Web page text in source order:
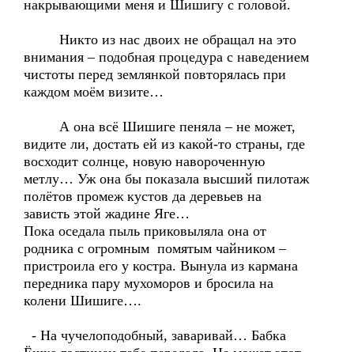
накрывающими меня и Шишигу с головой.
Никто из нас двоих не обращал на это
внимания – подобная процедура с наведением
чистоты перед землянкой повторялась при
каждом моём визите…
А она всё Шишиге пеняла – не может,
видите ли, достать ей из какой-то страны, где
восходит солнце, новую навороченную
метлу… Уж она бы показала высший пилотаж
полётов промеж кустов да деревьев на
зависть этой жадине Яге…
Пока оседала пыль приковыляла она от
родника с огромным помятым чайником –
пристроила его у костра. Вынула из кармана
передника пару мухоморов и бросила на
колени Шишиге….
- На чучелоподобный, заваривай… Бабка